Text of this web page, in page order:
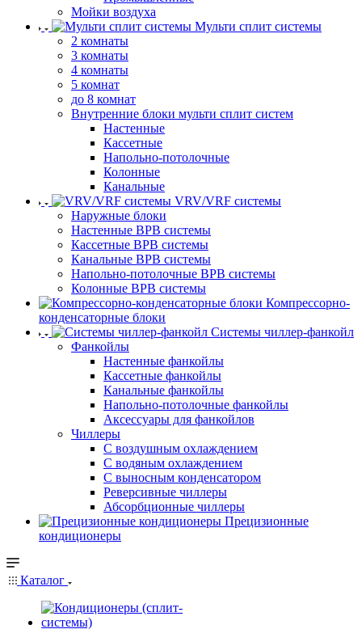
Мойки воздуха
Мульти сплит системы
2 комнаты
3 комнаты
4 комнаты
5 комнат
до 8 комнат
Внутренние блоки мульти сплит систем
Настенные
Кассетные
Напольно-потолочные
Колонные
Канальные
VRV/VRF системы
Наружные блоки
Настенные ВРВ системы
Кассетные ВРВ системы
Канальные ВРВ системы
Напольно-потолочные ВРВ системы
Колонные ВРВ системы
Компрессорно-
конденсаторные блоки
Системы чиллер-фанкойл
Фанкойлы
Настенные фанкойлы
Кассетные фанкойлы
Канальные фанкойлы
Напольно-потолочные фанкойлы
Аксессуары для фанкойлов
Чиллеры
С воздушным охлаждением
С водяным охлаждением
С выносным конденсатором
Реверсивные чиллеры
Абсорбционные чиллеры
Прецизионные
кондиционеры
Каталог